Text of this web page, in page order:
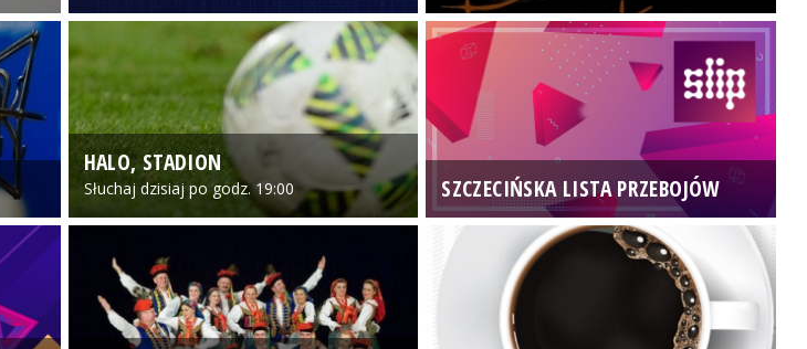
HALO, STADION
Słuchaj dzisiaj po godz. 19:00 SZCZECIŃSKA LISTA PRZEBOJÓW